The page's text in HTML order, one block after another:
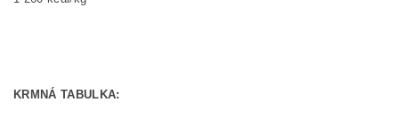
KRMNÁ TABULKA: